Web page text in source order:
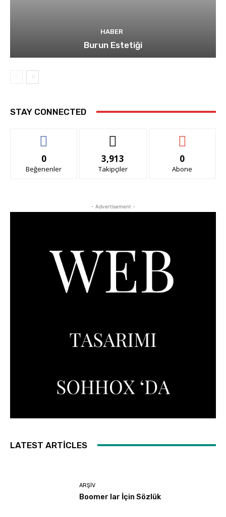
HABER
Burun Estetiği
STAY CONNECTED
0
Beğenenler
3,913
Takipçiler
0
Abone
- Advertisement -
LATEST ARTICLES
ARŞIV
Boomer lar İçin Sözlük